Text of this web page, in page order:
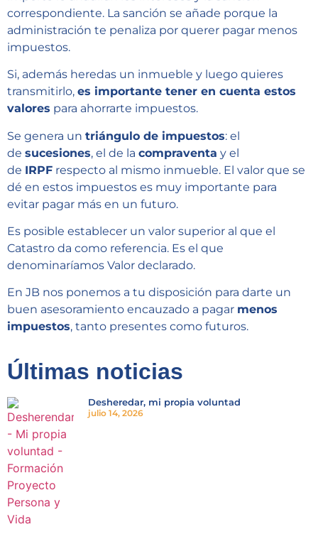
correspondiente. La sanción se añade porque la
administración te penaliza por querer pagar menos
impuestos.
Si, además heredas un inmueble y luego quieres
transmitirlo, es importante tener en cuenta estos
valores para ahorrarte impuestos.
Se genera un triángulo de impuestos: el
de sucesiones, el de la compraventa y el
de IRPF respecto al mismo inmueble. El valor que se
dé en estos impuestos es muy importante para
evitar pagar más en un futuro.
Es posible establecer un valor superior al que el
Catastro da como referencia. Es el que
denominaríamos Valor declarado.
En JB nos ponemos a tu disposición para darte un
buen asesoramiento encauzado a pagar menos
impuestos, tanto presentes como futuros.
Últimas noticias
Desheredar, mi propia voluntad
julio 14, 2026